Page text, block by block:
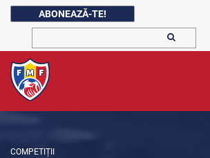
ABONEAZĂ-TE!
COMPETIȚII